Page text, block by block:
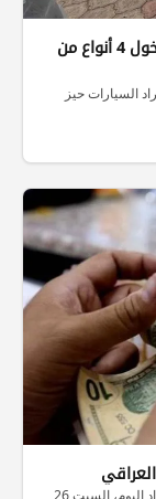
بدءاً من 2026.. ضوابط حكومية صارمة لمنع دخول 4 أنواع من
السيارات حيز
شهد سعر صرف الدولار في السوق المحلية للعاصمة بغداد اليوم، السبت 26